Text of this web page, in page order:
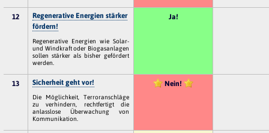
12
Regenerative Energien stärker
fördern!
Regenerative Energien wie Solar-
und Windkraft oder Biogasanlagen
sollen stärker als bisher gefördert
werden.
Ja!
13 Sicherheit geht vor!
Die Möglichkeit, Terroranschläge
zu verhindern, rechtfertigt die
anlasslose Überwachung von
Kommunikation.
Nein!